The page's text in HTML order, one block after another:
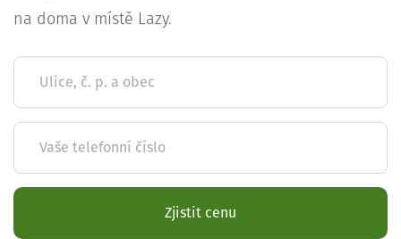
na doma v místě Lazy.
Ulice, č. p. a obec
Vaše telefonní číslo
Zjistit cenu